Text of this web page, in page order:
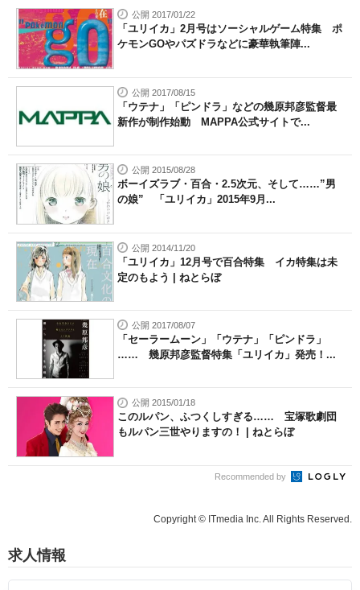
公開 2017/01/22
「ユリイカ」2月号はソーシャルゲーム特集 ポ
ケモンGOやパズドラなどに豪華執筆陣...
公開 2017/08/15
「ウテナ」「ピンドラ」などの幾原邦彦監督最
新作が制作始動 MAPPA公式サイトで...
公開 2015/08/28
ボーイズラブ・百合・2.5次元、そして……”男
の娘” 「ユリイカ」2015年9月...
公開 2014/11/20
「ユリイカ」12月号で百合特集 イカ特集は未
定のもよう | ねとらぼ
公開 2017/08/07
「セーラームーン」「ウテナ」「ピンドラ」
…… 幾原邦彦監督特集「ユリイカ」発売！...
公開 2015/01/18
このルパン、ふつくしすぎる…… 宝塚歌劇団
もルパン三世やりますの！ | ねとらぼ
Recommended by
Copyright © ITmedia Inc. All Rights Reserved.
求人情報